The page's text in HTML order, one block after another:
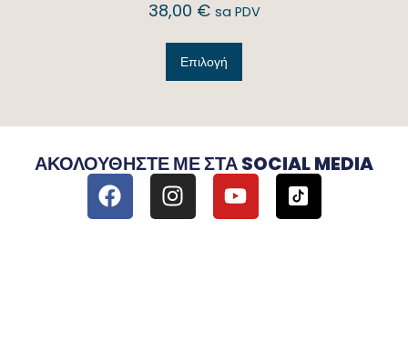
38,00 € sa PDV
Επιλογή
ΑΚΟΛΟΥΘΉΣΤΕ ΜΕ ΣΤΑ SOCIAL MEDIA